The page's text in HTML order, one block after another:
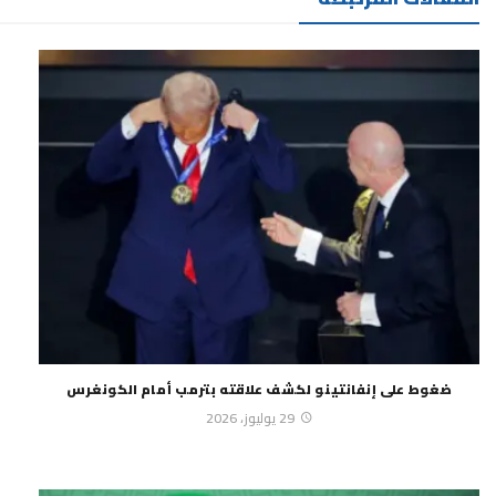
ضغوط على إنفانتينو لكشف علاقته بترمب أمام الكونغرس
29 يوليوز، 2026